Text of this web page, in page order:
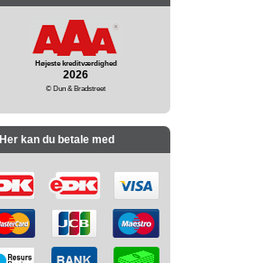
Højeste kreditværdighed
2026
© Dun & Bradstreet
Her kan du betale med